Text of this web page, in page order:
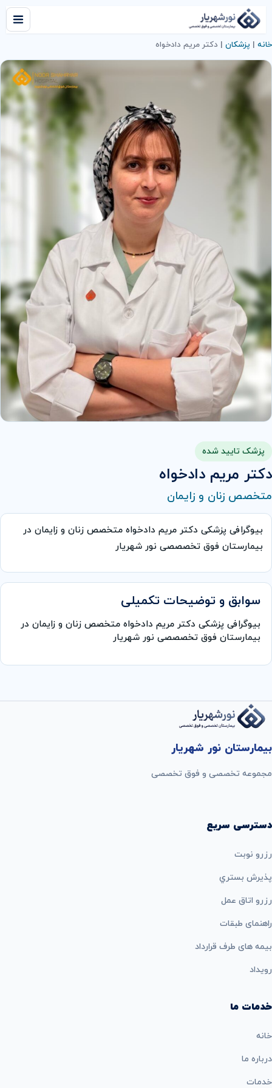
خانه | پزشکان | دکتر مریم دادخواه
پزشک تایید شده
دکتر مریم دادخواه
متخصص زنان و زایمان
بیوگرافی پزشکی دکتر مریم دادخواه متخصص زنان و زایمان در
بیمارستان فوق تخصصصی نور شهریار
سوابق و توضیحات تکمیلی
بیوگرافی پزشکی دکتر مریم دادخواه متخصص زنان و زایمان در
بیمارستان فوق تخصصصی نور شهریار
بیمارستان نور شهریار
مجموعه تخصصی و فوق تخصصی
دسترسی سریع
رزرو نوبت
پذيرش بستري
رزرو اتاق عمل
راهنمای طبقات
بيمه های طرف قرارداد
رویداد
خدمات ما
خانه
درباره ما
خدمات